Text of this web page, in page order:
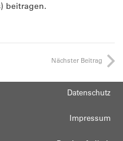
beitragen.
Nächster Beitrag
Datenschutz
Impressum